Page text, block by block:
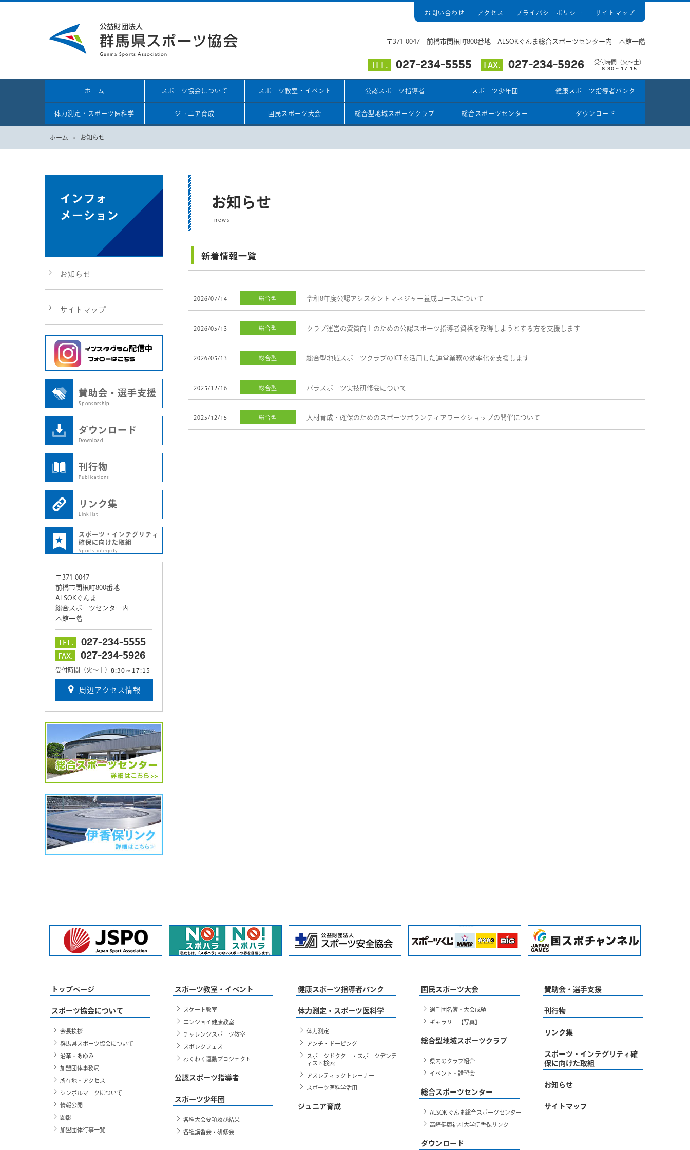
お問い合わせ アクセス プライバシーポリシー サイトマップ
〒371-0047 前橋市関根町800番地 ALSOKぐんま総合スポーツセンター内 本館一階
TEL. 027-234-5555 FAX. 027-234-5926 受付時間（火～土）
8:30～17:15
ホーム スポーツ協会について スポーツ教室・イベント 公認スポーツ指導者 スポーツ少年団 健康スポーツ指導者バンク
体力測定・スポーツ医科学 ジュニア育成 国民スポーツ大会 総合型地域スポーツクラブ 総合スポーツセンター ダウンロード
ホーム お知らせ
お知らせ
news
新着情報一覧
2026/07/14 総合型 令和8年度公認アシスタントマネジャー養成コースについて
2026/05/13 総合型 クラブ運営の資質向上のための公認スポーツ指導者資格を取得しようとする方を支援します
2026/05/13 総合型 総合型地域スポーツクラブのICTを活用した運営業務の効率化を支援します
2025/12/16 総合型 パラスポーツ実技研修会について
2025/12/15 総合型 人材育成・確保のためのスポーツボランティアワークショップの開催について
インフォ
メーション
お知らせ
サイトマップ
賛助会・選手支援
Sponsorship
ダウンロード
Download
刊行物
Publications
リンク集
Link list
スポーツ・インテグリティ
確保に向けた取組
Sports integrity
〒371-0047
前橋市関根町800番地
ALSOKぐんま
総合スポーツセンター内
本館一階
TEL. 027-234-5555
FAX. 027-234-5926
受付時間（火～土） 8:30～17:15
周辺アクセス情報
トップページ
スポーツ協会について
会長挨拶
群馬県スポーツ協会について
沿革・あゆみ
加盟団体事務局
所在地・アクセス
シンボルマークについて
情報公開
顕彰
加盟団体行事一覧
スポーツ教室・イベント
スケート教室
エンジョイ健康教室
チャレンジスポーツ教室
スポレクフェス
わくわく運動プロジェクト
公認スポーツ指導者
スポーツ少年団
各種大会要項及び結果
各種講習会・研修会
健康スポーツ指導者バンク
体力測定・スポーツ医科学
体力測定
アンチ・ドーピング
スポーツドクター・スポーツデンテ
ィスト検索
アスレティックトレーナー
スポーツ医科学活用
ジュニア育成
国民スポーツ大会
選手団名簿・大会成績
ギャラリー【写真】
総合型地域スポーツクラブ
県内のクラブ紹介
イベント・講習会
総合スポーツセンター
ALSOK ぐんま総合スポーツセンター
高崎健康福祉大学伊香保リンク
ダウンロード
賛助会・選手支援
刊行物
リンク集
スポーツ・インテグリティ確
保に向けた取組
お知らせ
サイトマップ